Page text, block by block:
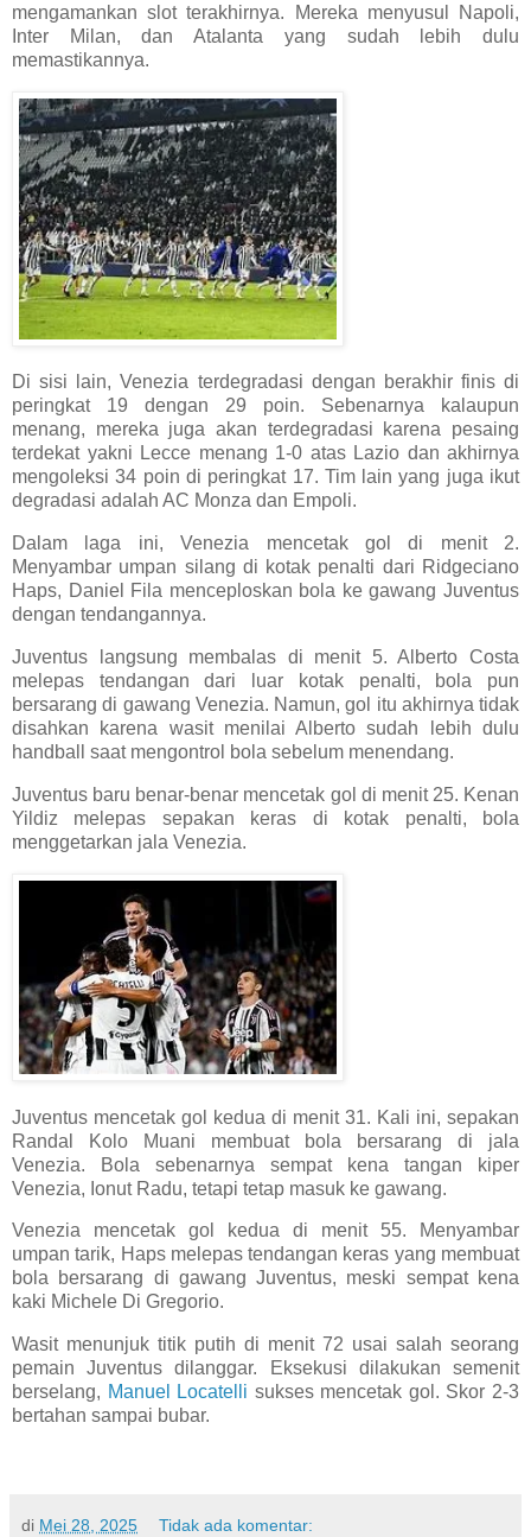
mengamankan slot terakhirnya. Mereka menyusul Napoli,
Inter Milan, dan Atalanta yang sudah lebih dulu
memastikannya.
Di sisi lain, Venezia terdegradasi dengan berakhir finis di
peringkat 19 dengan 29 poin. Sebenarnya kalaupun
menang, mereka juga akan terdegradasi karena pesaing
terdekat yakni Lecce menang 1-0 atas Lazio dan akhirnya
mengoleksi 34 poin di peringkat 17. Tim lain yang juga ikut
degradasi adalah AC Monza dan Empoli.
Dalam laga ini, Venezia mencetak gol di menit 2.
Menyambar umpan silang di kotak penalti dari Ridgeciano
Haps, Daniel Fila menceploskan bola ke gawang Juventus
dengan tendangannya.
Juventus langsung membalas di menit 5. Alberto Costa
melepas tendangan dari luar kotak penalti, bola pun
bersarang di gawang Venezia. Namun, gol itu akhirnya tidak
disahkan karena wasit menilai Alberto sudah lebih dulu
handball saat mengontrol bola sebelum menendang.
Juventus baru benar-benar mencetak gol di menit 25. Kenan
Yildiz melepas sepakan keras di kotak penalti, bola
menggetarkan jala Venezia.
Juventus mencetak gol kedua di menit 31. Kali ini, sepakan
Randal Kolo Muani membuat bola bersarang di jala
Venezia. Bola sebenarnya sempat kena tangan kiper
Venezia, Ionut Radu, tetapi tetap masuk ke gawang.
Venezia mencetak gol kedua di menit 55. Menyambar
umpan tarik, Haps melepas tendangan keras yang membuat
bola bersarang di gawang Juventus, meski sempat kena
kaki Michele Di Gregorio.
Wasit menunjuk titik putih di menit 72 usai salah seorang
pemain Juventus dilanggar. Eksekusi dilakukan semenit
berselang, Manuel Locatelli sukses mencetak gol. Skor 2-3
bertahan sampai bubar.
di Mei 28, 2025 Tidak ada komentar: